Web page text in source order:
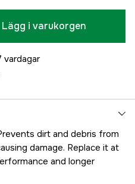
Lägg i varukorgen
vardagar
dirt and debris from
damage. Replace it at
and longer